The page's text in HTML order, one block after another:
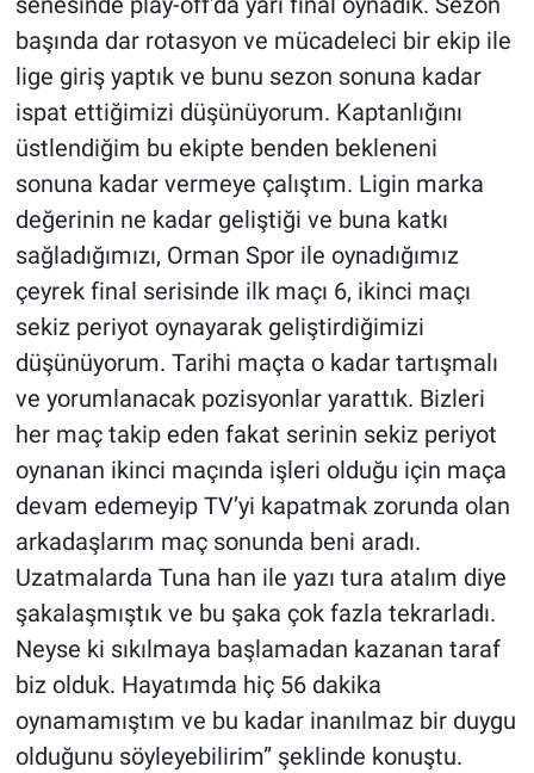
başında dar rotasyon ve mücadeleci bir ekip ile
lige giriş yaptık ve bunu sezon sonuna kadar
ispat ettiğimizi düşünüyorum. Kaptanlığını
üstlendiğim bu ekipte benden bekleneni
sonuna kadar vermeye çalıştım. Ligin marka
değerinin ne kadar geliştiği ve buna katkı
sağladığımızı, Orman Spor ile oynadığımız
çeyrek final serisinde ilk maçı 6, ikinci maçı
sekiz periyot oynayarak geliştirdiğimizi
düşünüyorum. Tarihi maçta o kadar tartışmalı
ve yorumlanacak pozisyonlar yarattık. Bizleri
her maç takip eden fakat serinin sekiz periyot
oynanan ikinci maçında işleri olduğu için maça
devam edemeyip TV’yi kapatmak zorunda olan
arkadaşlarım maç sonunda beni aradı.
Uzatmalarda Tuna han ile yazı tura atalım diye
şakalaşmıştık ve bu şaka çok fazla tekrarladı.
Neyse ki sıkılmaya başlamadan kazanan taraf
biz olduk. Hayatımda hiç 56 dakika
oynamamıştım ve bu kadar inanılmaz bir duygu
olduğunu söyleyebilirim” şeklinde konuştu.